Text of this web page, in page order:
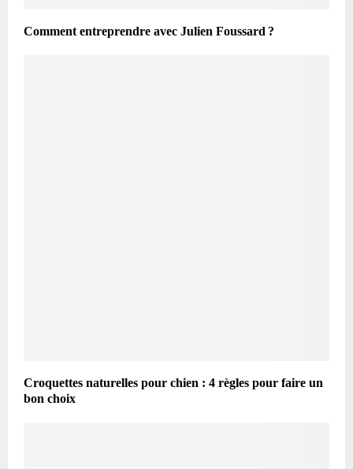
Comment entreprendre avec Julien Foussard ?
Croquettes naturelles pour chien : 4 règles pour faire un
bon choix